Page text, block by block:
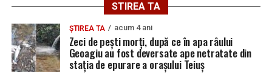
STIREA TA
ȘTIREA TA acum 4 ani
Zeci de pești morți, după ce în apa râului
Geoagiu au fost deversate ape netratate din
stația de epurare a orașului Teiuș